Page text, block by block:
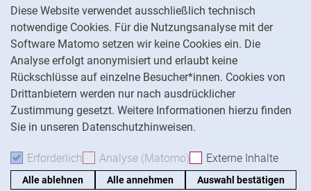
Diese Website verwendet ausschließlich technisch
notwendige Cookies. Für die Nutzungsanalyse mit der
Software Matomo setzen wir keine Cookies ein. Die
Analyse erfolgt anonymisiert und erlaubt keine
Rückschlüsse auf einzelne Besucher*innen. Cookies von
Drittanbietern werden nur nach ausdrücklicher
Zustimmung gesetzt. Weitere Informationen hierzu finden
Sie in unseren Datenschutzhinweisen.
Erforderlich Erforderliche Cookies akzeptieren
Analyse (Matomo) Analyse-Cookies
Externe Inhalte
Alle ablehnen Alle annehmen Auswahl bestätigen
Moodle
Panopto
Datenschutz
Barrierefreiheit
Transparenter KI-Einsatz
Impressum